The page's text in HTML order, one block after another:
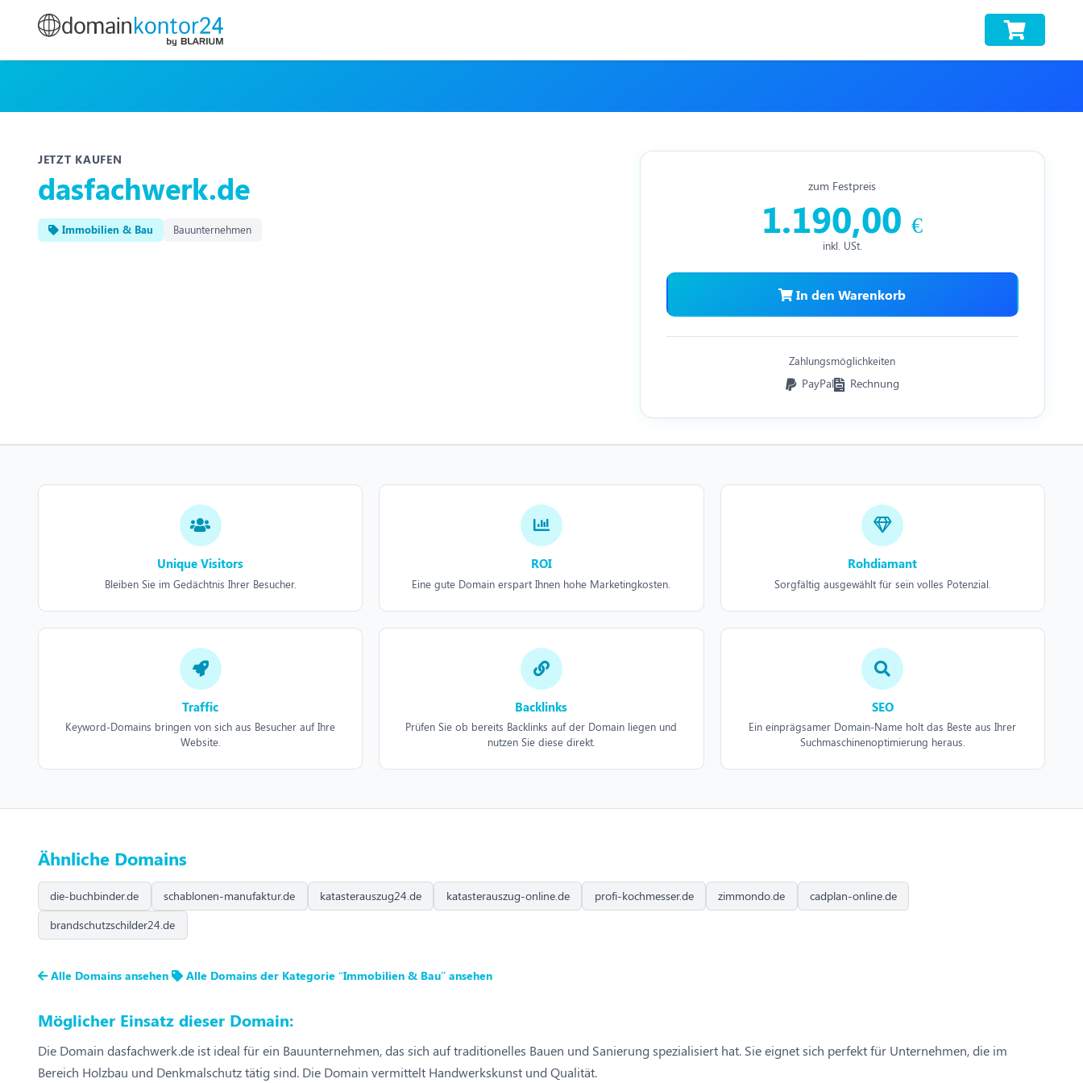
JETZT KAUFEN
dasfachwerk.de
Immobilien & Bau Bauunternehmen
zum Festpreis
1.190,00€
inkl. USt.
In den Warenkorb
Zahlungsmöglichkeiten
PayPal Rechnung
Unique Visitors
Bleiben Sie im Gedächtnis Ihrer Besucher.
ROI
Eine gute Domain erspart Ihnen hohe Marketingkosten.
Rohdiamant
Sorgfältig ausgewählt für sein volles Potenzial.
Traffic
Keyword-Domains bringen von sich aus Besucher auf Ihre
Website.
Backlinks
Prüfen Sie ob bereits Backlinks auf der Domain liegen und
nutzen Sie diese direkt.
SEO
Ein einprägsamer Domain-Name holt das Beste aus Ihrer
Suchmaschinenoptimierung heraus.
Ähnliche Domains
die-buchbinder.de schablonen-manufaktur.de katasterauszug24.de katasterauszug-online.de profi-kochmesser.de zimmondo.de
cadplan-online.de
brandschutzschilder24.de
Alle Domains ansehen Alle Domains der Kategorie “Immobilien & Bau” ansehen
Möglicher Einsatz dieser Domain:
Die Domain dasfachwerk.de ist ideal für ein Bauunternehmen, das sich auf traditionelles Bauen und Sanierung spezialisiert hat. Sie eignet sich perfekt für Unternehmen, die im
Bereich Holzbau und Denkmalschutz tätig sind. Die Domain vermittelt Handwerkskunst und Qualität.